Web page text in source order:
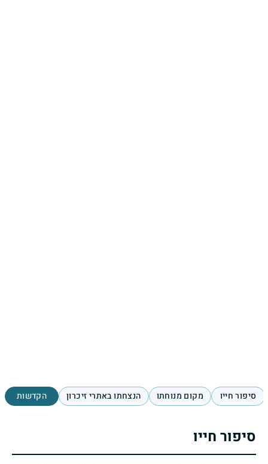
סיפור חייו מקום מנוחתו הנצחתו באתרי זיכרון הקדשות
סיפור חייו